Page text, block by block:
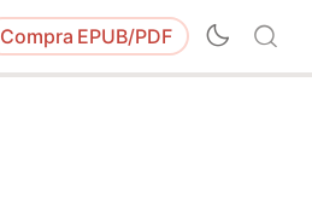
Compra EPUB/PDF